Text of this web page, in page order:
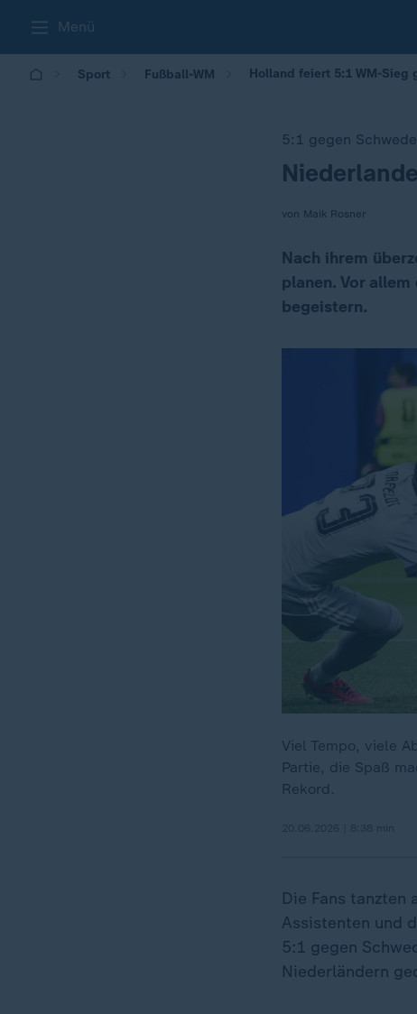
Menü
Sport Fußball-WM Holland feiert 5:1 WM-Sieg
5:1 gegen
:
von Maik Rosner
Nach ihrem
planen. Vor
begeistern.
Viel Tempo, viele
Partie, die Spaß
Rekord.
Die Fans tanzten
Assistenten und
5:1 gegen
Niederländern